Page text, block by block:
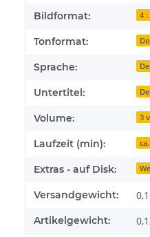
Bildformat: 4 :
Tonformat:
Sprache:
Untertitel:
Volume: 3
Laufzeit (min):
Extras - auf Disk:
Versandgewicht:
Artikelgewicht: